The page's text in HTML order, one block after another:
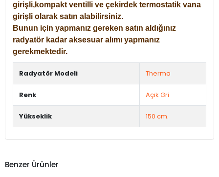
girişli,kompakt ventilli ve çekirdek termostatik vana
girişli olarak satın alabilirsiniz.
Bunun için yapmanız gereken satın aldığınız
radyatör kadar aksesuar alımı yapmanız
gerekmektedir.
Radyatör Modeli Therma
Renk Açık Gri
Yükseklik 150 cm.
Benzer Ürünler